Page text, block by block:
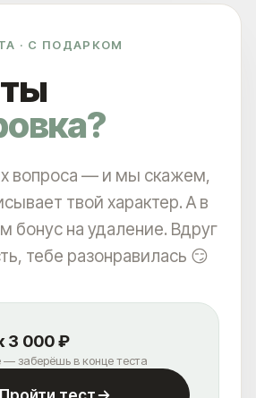
· С ПОДАРКОМ
вопроса — и мы скажем,
твой характер. А в
бонус на удаление. Вдруг
тебе разонравилась 😏
3 000 ₽
— заберёшь в конце теста
КАК ЛЮДИ
И ТАТУАЖ В
ШТ) LUTRONIC SPECTRA И